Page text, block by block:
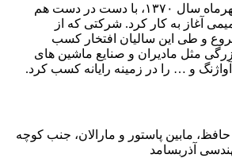
شرکت آذر بسامد در مهرماه سال ۱۳۷۰، با دست در دست هم
آغاز به کار کرد. شرکتی که از
و طی این سالیان افتخار کسب
مثل مادیران و صنایع ماشین های
آواژنگ و … را در زمینه رایانه کسب کرد.
حافظ، مابین پاستور و مارالان، جنب کوچه
آذربسامد